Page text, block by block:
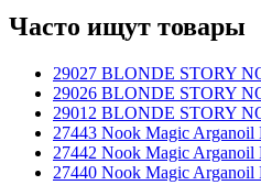
Часто ищут товары
29027 BLONDE STORY
29026 BLONDE STORY
29012 BLONDE STORY
27443 Nook Magic
27442 Nook Magic
27440 Nook Magic